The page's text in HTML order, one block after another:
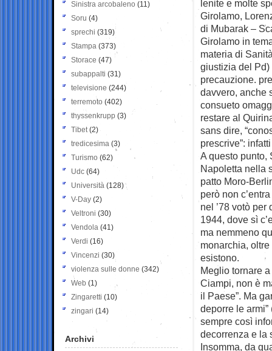
lenite e molte
Girolamo,
di Mubarak –
Girolamo in
materia di
giustizia del Pd)
precauzione.
davvero, anche
consueto
restare al
sans dire,
prescrive”:
A questo punto,
Napoletta nella
patto Moro-
però non
nel ’78 votò
1944, dove sì
ma nemmeno
monarchia,
esistono.
Meglio tornare
Ciampi, non è
il Paese”. Ma
deporre le
sempre così
decorrenza e la
Insomma, da
Sinistra arcobaleno (11)
Soru (4)
sprechi (319)
Stampa (373)
Storace (47)
subappalti (31)
televisione(244)
terremoto (402)
thyssenkrupp (3)
Tibet(2)
tredicesima (3)
Turismo (62)
Udc (64)
Università (128)
V-Day (2)
Veltroni (30)
Vendola (41)
Verdi (16)
Vincenzi (30)
violenza sulle donne (342)
Web (1)
Zingaretti (10)
zingari (14)
Archivi